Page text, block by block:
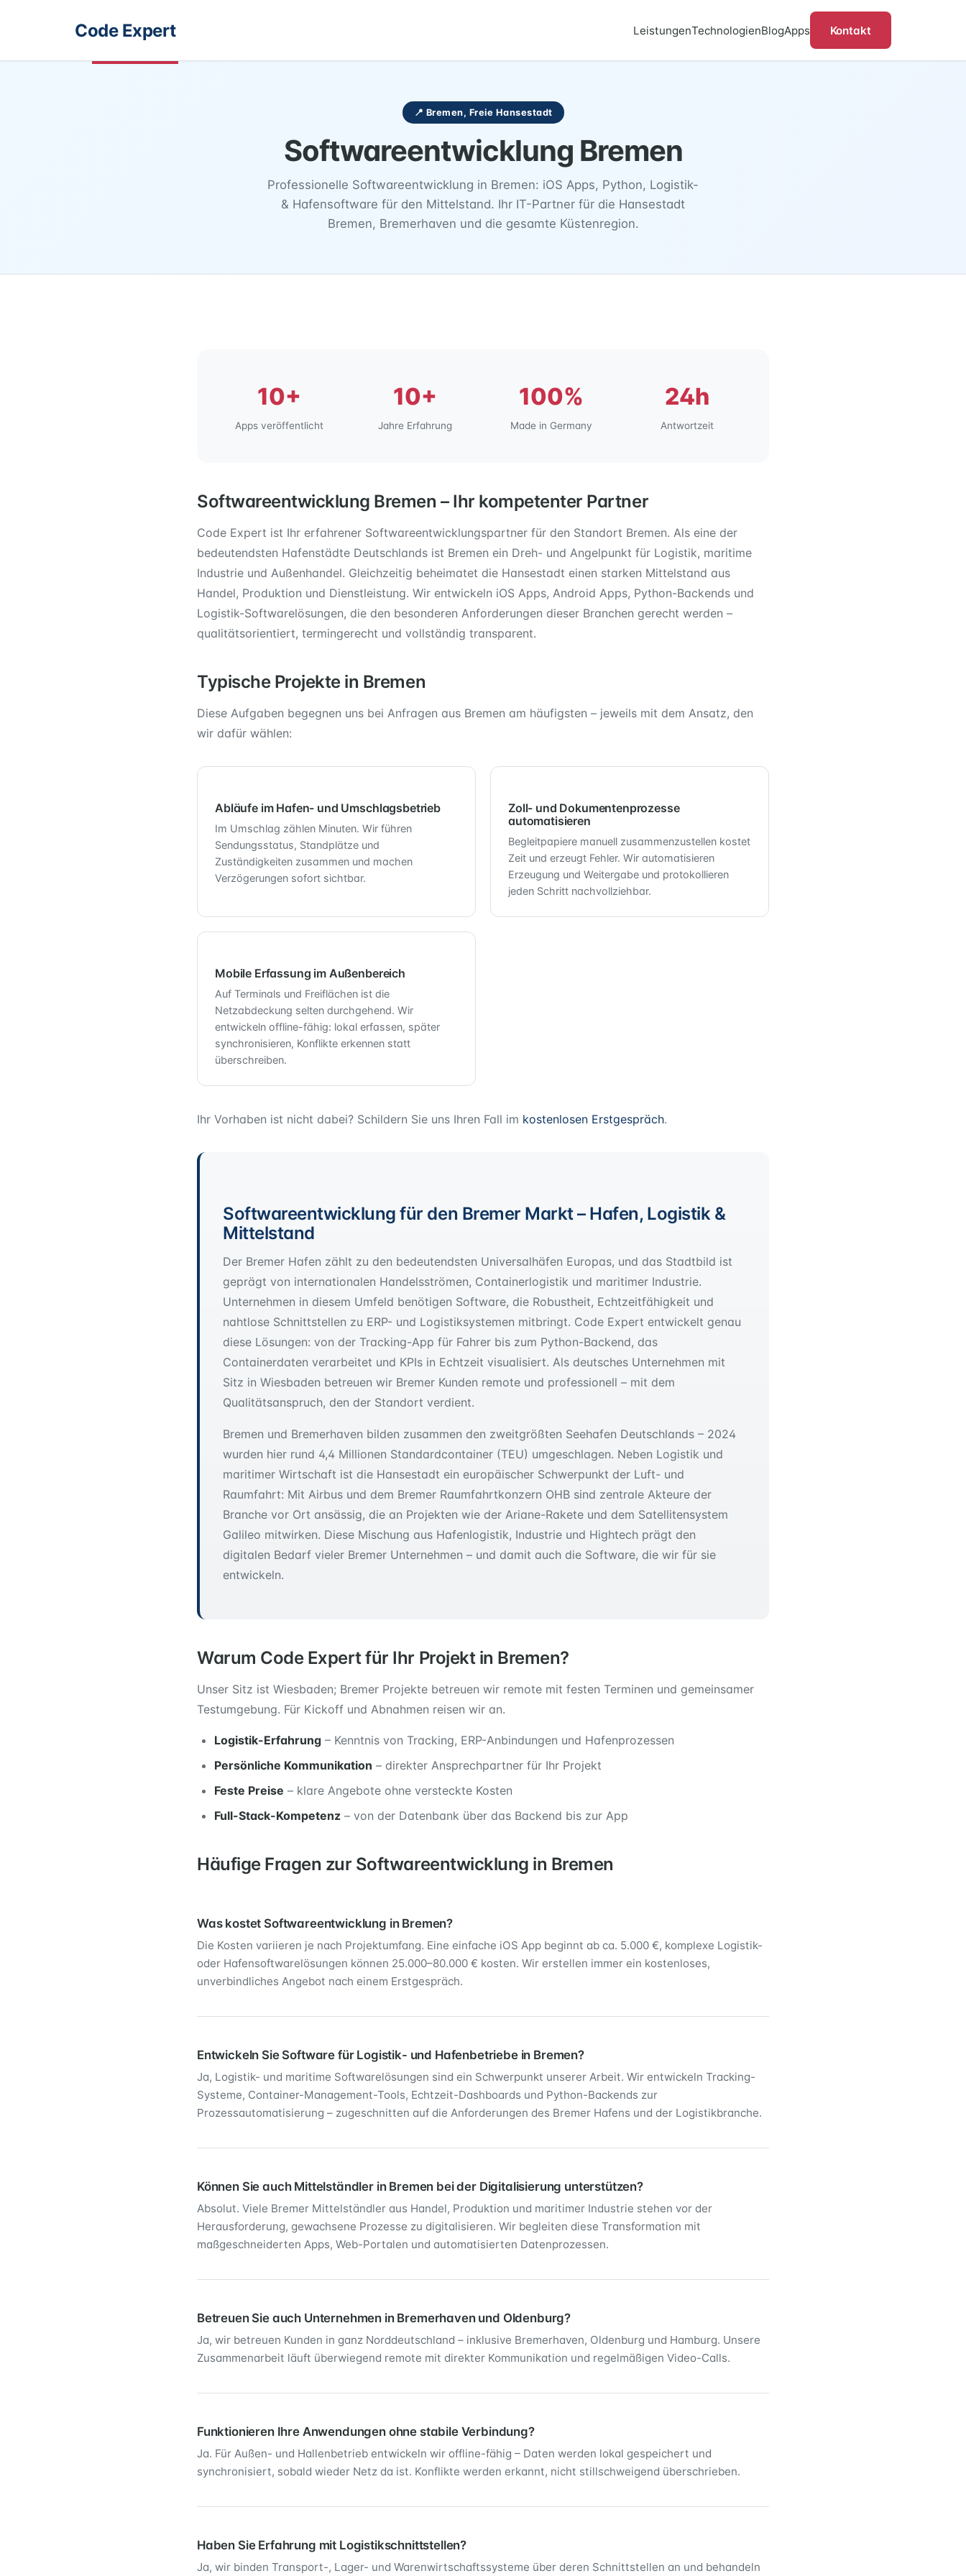
Code Expert LeistungenTechnologienBlogApps Kontakt
📍 Bremen, Freie Hansestadt
Softwareentwicklung Bremen
Professionelle Softwareentwicklung in Bremen: iOS Apps, Python, Logistik-
& Hafensoftware für den Mittelstand. Ihr IT-Partner für die Hansestadt
Bremen, Bremerhaven und die gesamte Küstenregion.
10+
Apps veröffentlicht
10+
Jahre Erfahrung
100%
Made in Germany
24h
Antwortzeit
Softwareentwicklung Bremen – Ihr kompetenter Partner
Code Expert ist Ihr erfahrener Softwareentwicklungspartner für den Standort Bremen. Als eine der
bedeutendsten Hafenstädte Deutschlands ist Bremen ein Dreh- und Angelpunkt für Logistik, maritime
Industrie und Außenhandel. Gleichzeitig beheimatet die Hansestadt einen starken Mittelstand aus
Handel, Produktion und Dienstleistung. Wir entwickeln iOS Apps, Android Apps, Python-Backends und
Logistik-Softwarelösungen, die den besonderen Anforderungen dieser Branchen gerecht werden –
qualitätsorientiert, termingerecht und vollständig transparent.
Typische Projekte in Bremen
Diese Aufgaben begegnen uns bei Anfragen aus Bremen am häufigsten – jeweils mit dem Ansatz, den
wir dafür wählen:
Abläufe im Hafen- und Umschlagsbetrieb
Im Umschlag zählen Minuten. Wir führen
Sendungsstatus, Standplätze und
Zuständigkeiten zusammen und machen
Verzögerungen sofort sichtbar.
Zoll- und Dokumentenprozesse
automatisieren
Begleitpapiere manuell zusammenzustellen kostet
Zeit und erzeugt Fehler. Wir automatisieren
Erzeugung und Weitergabe und protokollieren
jeden Schritt nachvollziehbar.
Mobile Erfassung im Außenbereich
Auf Terminals und Freiflächen ist die
Netzabdeckung selten durchgehend. Wir
entwickeln offline-fähig: lokal erfassen, später
synchronisieren, Konflikte erkennen statt
überschreiben.
Ihr Vorhaben ist nicht dabei? Schildern Sie uns Ihren Fall im kostenlosen Erstgespräch.
Softwareentwicklung für den Bremer Markt – Hafen, Logistik &
Mittelstand
Der Bremer Hafen zählt zu den bedeutendsten Universalhäfen Europas, und das Stadtbild ist
geprägt von internationalen Handelsströmen, Containerlogistik und maritimer Industrie.
Unternehmen in diesem Umfeld benötigen Software, die Robustheit, Echtzeitfähigkeit und
nahtlose Schnittstellen zu ERP- und Logistiksystemen mitbringt. Code Expert entwickelt genau
diese Lösungen: von der Tracking-App für Fahrer bis zum Python-Backend, das
Containerdaten verarbeitet und KPIs in Echtzeit visualisiert. Als deutsches Unternehmen mit
Sitz in Wiesbaden betreuen wir Bremer Kunden remote und professionell – mit dem
Qualitätsanspruch, den der Standort verdient.
Bremen und Bremerhaven bilden zusammen den zweitgrößten Seehafen Deutschlands – 2024
wurden hier rund 4,4 Millionen Standardcontainer (TEU) umgeschlagen. Neben Logistik und
maritimer Wirtschaft ist die Hansestadt ein europäischer Schwerpunkt der Luft- und
Raumfahrt: Mit Airbus und dem Bremer Raumfahrtkonzern OHB sind zentrale Akteure der
Branche vor Ort ansässig, die an Projekten wie der Ariane-Rakete und dem Satellitensystem
Galileo mitwirken. Diese Mischung aus Hafenlogistik, Industrie und Hightech prägt den
digitalen Bedarf vieler Bremer Unternehmen – und damit auch die Software, die wir für sie
entwickeln.
Warum Code Expert für Ihr Projekt in Bremen?
Unser Sitz ist Wiesbaden; Bremer Projekte betreuen wir remote mit festen Terminen und gemeinsamer
Testumgebung. Für Kickoff und Abnahmen reisen wir an.
Logistik-Erfahrung – Kenntnis von Tracking, ERP-Anbindungen und Hafenprozessen
Persönliche Kommunikation – direkter Ansprechpartner für Ihr Projekt
Feste Preise – klare Angebote ohne versteckte Kosten
Full-Stack-Kompetenz – von der Datenbank über das Backend bis zur App
Häufige Fragen zur Softwareentwicklung in Bremen
Was kostet Softwareentwicklung in Bremen?
Die Kosten variieren je nach Projektumfang. Eine einfache iOS App beginnt ab ca. 5.000 €, komplexe Logistik-
oder Hafensoftwarelösungen können 25.000–80.000 € kosten. Wir erstellen immer ein kostenloses,
unverbindliches Angebot nach einem Erstgespräch.
Entwickeln Sie Software für Logistik- und Hafenbetriebe in Bremen?
Ja, Logistik- und maritime Softwarelösungen sind ein Schwerpunkt unserer Arbeit. Wir entwickeln Tracking-
Systeme, Container-Management-Tools, Echtzeit-Dashboards und Python-Backends zur
Prozessautomatisierung – zugeschnitten auf die Anforderungen des Bremer Hafens und der Logistikbranche.
Können Sie auch Mittelständler in Bremen bei der Digitalisierung unterstützen?
Absolut. Viele Bremer Mittelständler aus Handel, Produktion und maritimer Industrie stehen vor der
Herausforderung, gewachsene Prozesse zu digitalisieren. Wir begleiten diese Transformation mit
maßgeschneiderten Apps, Web-Portalen und automatisierten Datenprozessen.
Betreuen Sie auch Unternehmen in Bremerhaven und Oldenburg?
Ja, wir betreuen Kunden in ganz Norddeutschland – inklusive Bremerhaven, Oldenburg und Hamburg. Unsere
Zusammenarbeit läuft überwiegend remote mit direkter Kommunikation und regelmäßigen Video-Calls.
Funktionieren Ihre Anwendungen ohne stabile Verbindung?
Ja. Für Außen- und Hallenbetrieb entwickeln wir offline-fähig – Daten werden lokal gespeichert und
synchronisiert, sobald wieder Netz da ist. Konflikte werden erkannt, nicht stillschweigend überschrieben.
Haben Sie Erfahrung mit Logistikschnittstellen?
Ja, wir binden Transport-, Lager- und Warenwirtschaftssysteme über deren Schnittstellen an und behandeln